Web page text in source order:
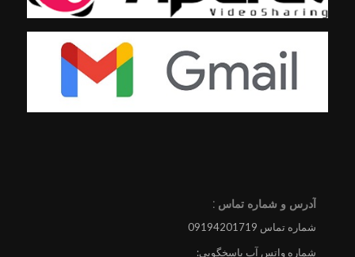
آدرس و شماره تماس :
شماره تماس 09194201719
شماره واتس آپ پاسخگویی: